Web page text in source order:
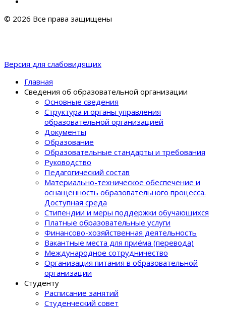
© 2026 Все права защищены
Версия для слабовидящих
Главная
Сведения об образовательной организации
Основные сведения
Структура и органы управления
образовательной организацией
Документы
Образование
Образовательные стандарты и требования
Руководство
Педагогический состав
Материально-техническое обеспечение и
оснащенность образовательного процеcса.
Доступная среда
Стипендии и меры поддержки обучающихся
Платные образовательные услуги
Финансово-хозяйственная деятельность
Вакантные места для приёма (перевода)
Международное сотрудничество
Организация питания в образовательной
организации
Студенту
Расписание занятий
Студенческий совет